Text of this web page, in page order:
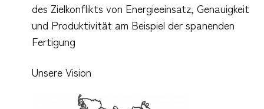
des Zielkonflikts von Energieeinsatz, Genauigkeit
und Produktivität am Beispiel der spanenden
Fertigung
Unsere Vision